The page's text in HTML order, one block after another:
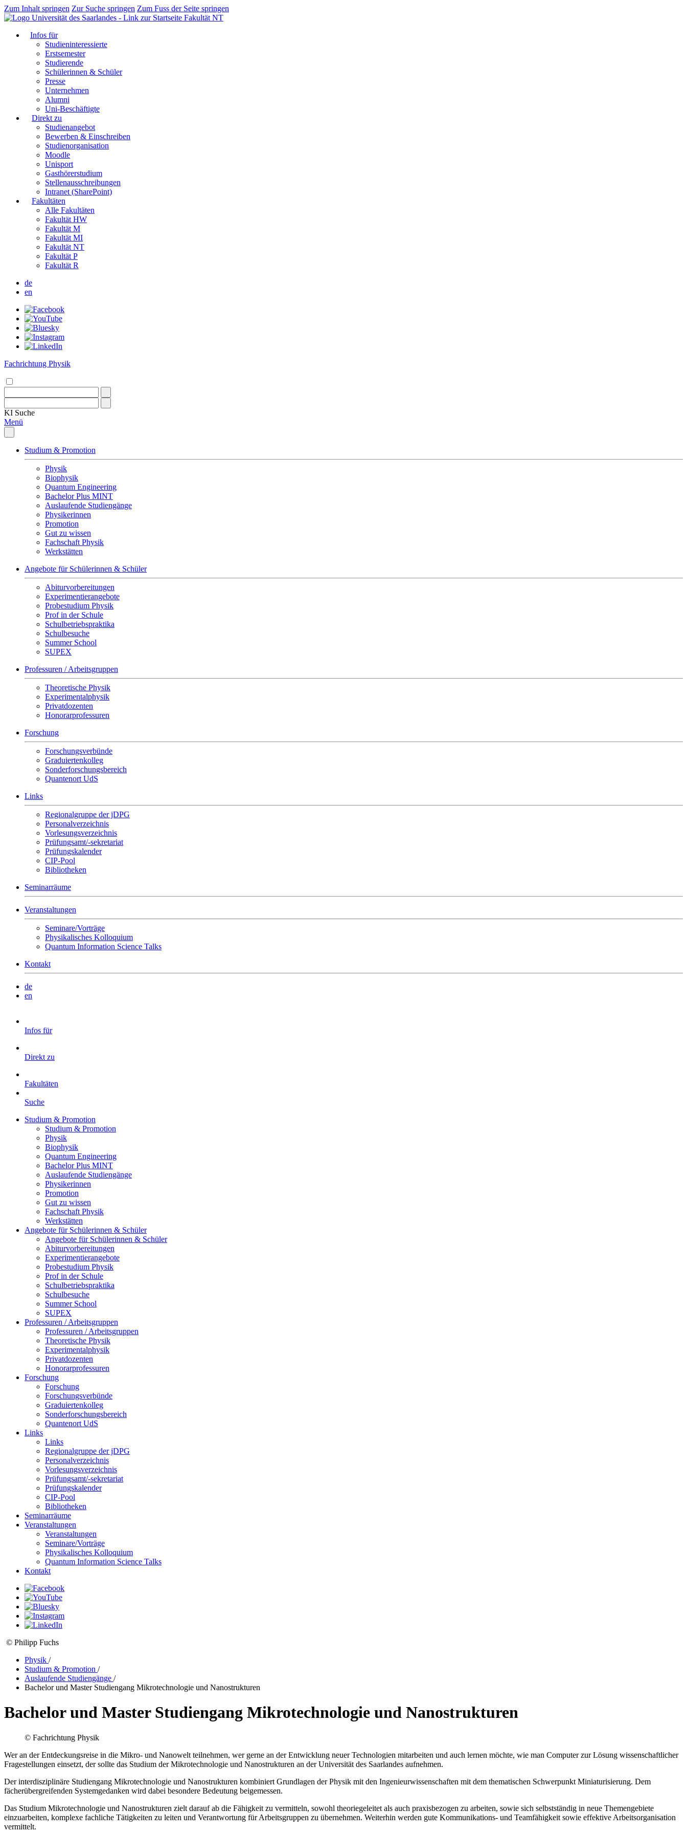
Zum Inhalt springen Zur Suche springen Zum Fuss der Seite springen
Fakultät NT
Infos für
Studieninteressierte
Erstsemester
Studierende
Schülerinnen & Schüler
Presse
Unternehmen
Alumni
Uni-Beschäftigte
Direkt zu
Studienangebot
Bewerben & Einschreiben
Studienorganisation
Moodle
Unisport
Gasthörerstudium
Stellenausschreibungen
Intranet (SharePoint)
Fakultäten
Alle Fakultäten
Fakultät HW
Fakultät M
Fakultät MI
Fakultät NT
Fakultät P
Fakultät R
de
en
Fachrichtung Physik
KI Suche
Menü
Studium & Promotion
Physik
Biophysik
Quantum Engineering
Bachelor Plus MINT
Auslaufende Studiengänge
Physikerinnen
Promotion
Gut zu wissen
Fachschaft Physik
Werkstätten
Angebote für Schülerinnen & Schüler
Abiturvorbereitungen
Experimentierangebote
Probestudium Physik
Prof in der Schule
Schulbetriebspraktika
Schulbesuche
Summer School
SUPEX
Professuren / Arbeitsgruppen
Theoretische Physik
Experimentalphysik
Privatdozenten
Honorarprofessuren
Forschung
Forschungsverbünde
Graduiertenkolleg
Sonderforschungsbereich
Quantenort UdS
Links
Regionalgruppe der jDPG
Personalverzeichnis
Vorlesungsverzeichnis
Prüfungsamt/-sekretariat
Prüfungskalender
CIP-Pool
Bibliotheken
Seminarräume
Veranstaltungen
Seminare/Vorträge
Physikalisches Kolloquium
Quantum Information Science Talks
Kontakt
de
en
Infos für
Direkt zu
Fakultäten
Suche
Studium & Promotion
Studium & Promotion
Physik
Biophysik
Quantum Engineering
Bachelor Plus MINT
Auslaufende Studiengänge
Physikerinnen
Promotion
Gut zu wissen
Fachschaft Physik
Werkstätten
Angebote für Schülerinnen & Schüler
Angebote für Schülerinnen & Schüler
Abiturvorbereitungen
Experimentierangebote
Probestudium Physik
Prof in der Schule
Schulbetriebspraktika
Schulbesuche
Summer School
SUPEX
Professuren / Arbeitsgruppen
Professuren / Arbeitsgruppen
Theoretische Physik
Experimentalphysik
Privatdozenten
Honorarprofessuren
Forschung
Forschung
Forschungsverbünde
Graduiertenkolleg
Sonderforschungsbereich
Quantenort UdS
Links
Links
Regionalgruppe der jDPG
Personalverzeichnis
Vorlesungsverzeichnis
Prüfungsamt/-sekretariat
Prüfungskalender
CIP-Pool
Bibliotheken
Seminarräume
Veranstaltungen
Veranstaltungen
Seminare/Vorträge
Physikalisches Kolloquium
Quantum Information Science Talks
Kontakt
© Philipp Fuchs
Physik /
Studium & Promotion /
Auslaufende Studiengänge /
Bachelor und Master Studiengang Mikrotechnologie und Nanostrukturen
Bachelor und Master Studiengang Mikrotechnologie und Nanostrukturen
© Fachrichtung Physik
Wer an der Entdeckungsreise in die Mikro- und Nanowelt teilnehmen, wer gerne an der Entwicklung neuer Technologien mitarbeiten und auch lernen möchte, wie man Computer zur Lösung wissenschaftlicher
Fragestellungen einsetzt, der sollte das Studium der Mikrotechnologie und Nanostrukturen an der Universität des Saarlandes aufnehmen.
Der interdisziplinäre Studiengang Mikrotechnologie und Nanostrukturen kombiniert Grundlagen der Physik mit den Ingenieurwissenschaften mit dem thematischen Schwerpunkt Miniaturisierung. Dem
fächerübergreifenden Systemgedanken wird dabei besondere Bedeutung beigemessen.
Das Studium Mikrotechnologie und Nanostrukturen zielt darauf ab die Fähigkeit zu vermitteln, sowohl theoriegeleitet als auch praxisbezogen zu arbeiten, sowie sich selbstständig in neue Themengebiete
einzuarbeiten, komplexe fachliche Tätigkeiten zu leiten und Verantwortung für Arbeitsgruppen zu übernehmen. Weiterhin werden gute Kommunikations- und Teamfähigkeit sowie effektive Arbeitsorganisation
vermittelt.